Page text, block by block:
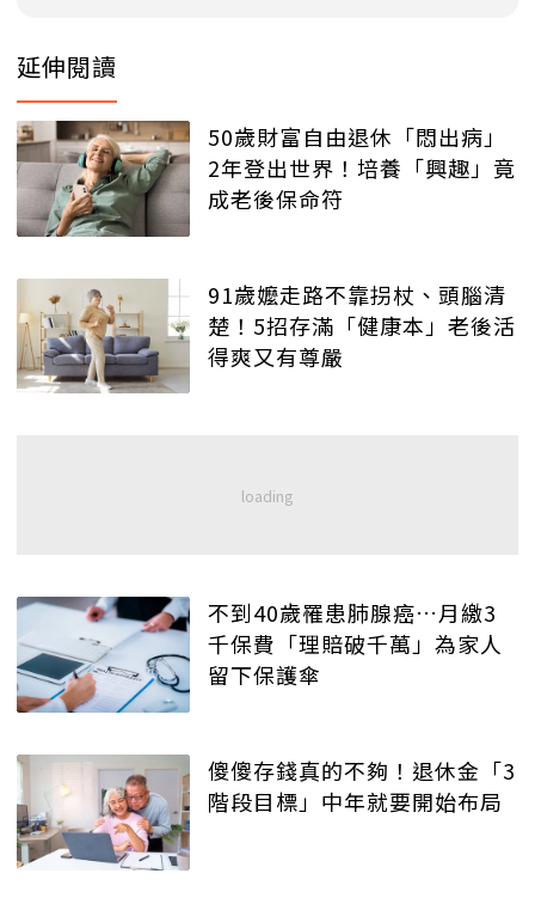
延伸閱讀
50歲財富自由退休「悶出病」
2年登出世界！培養「興趣」竟
成老後保命符
91歲嬤走路不靠拐杖、頭腦清
楚！5招存滿「健康本」老後活
得爽又有尊嚴
不到40歲罹患肺腺癌…月繳3
千保費「理賠破千萬」為家人
留下保護傘
傻傻存錢真的不夠！退休金「3
階段目標」中年就要開始布局